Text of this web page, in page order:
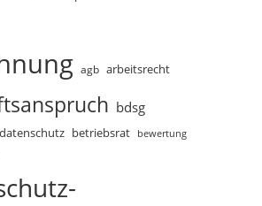
agb arbeitsrecht
bdsg
betriebsrat bewertung